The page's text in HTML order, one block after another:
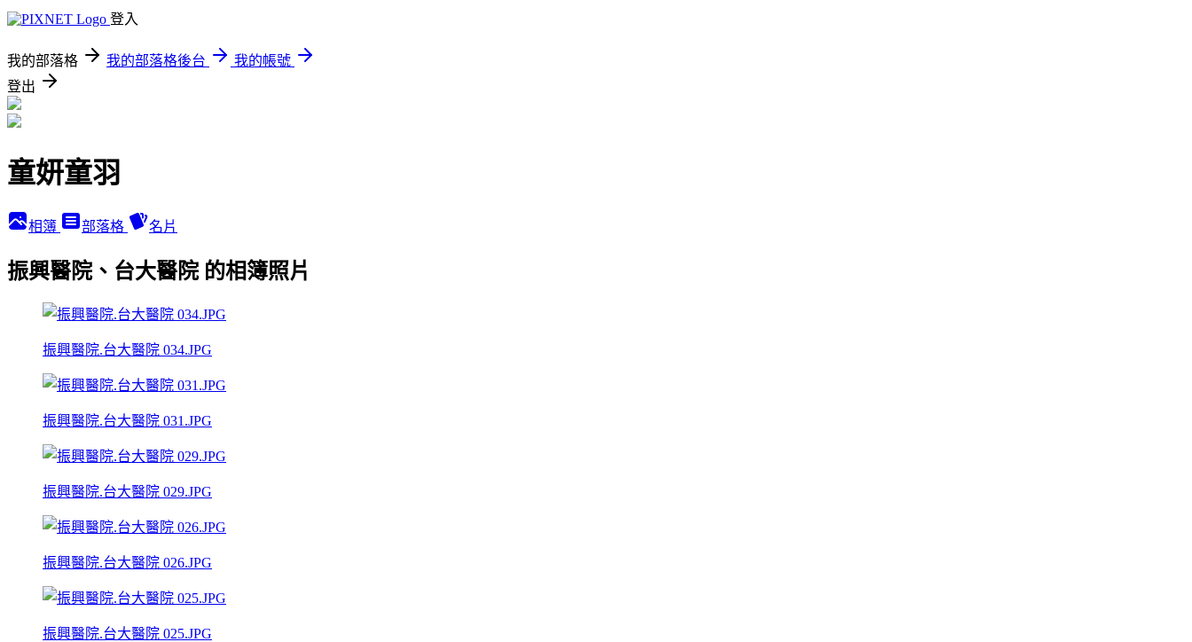
登入
我的部落格 我的部落格後台
我的帳號
登出
童妍童羽
相簿 部落格 名片
振興醫院、台大醫院 的相簿照片
振興醫院.台大醫院 034.JPG
振興醫院.台大醫院 031.JPG
振興醫院.台大醫院 029.JPG
振興醫院.台大醫院 026.JPG
振興醫院.台大醫院 025.JPG